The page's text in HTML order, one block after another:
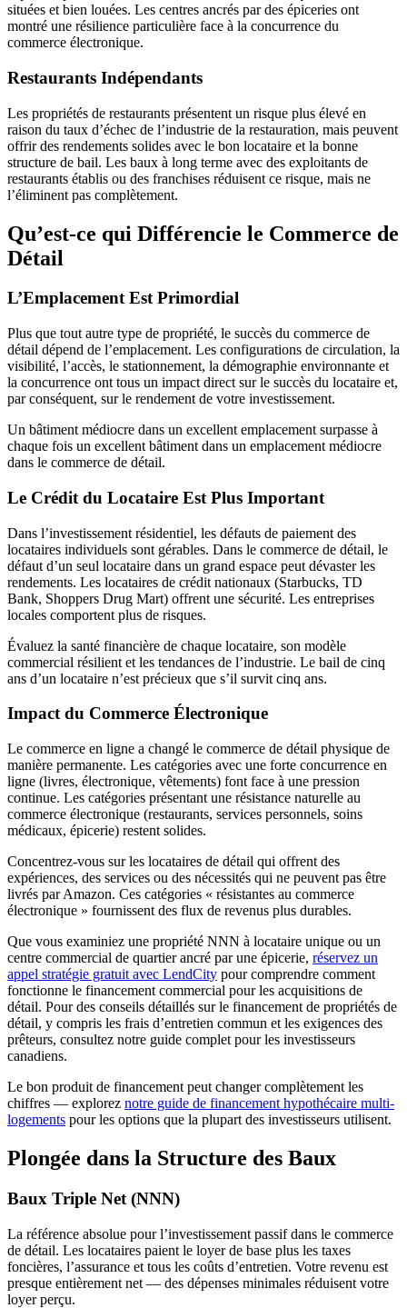
situées et bien louées. Les centres ancrés par des épiceries ont
montré une résilience particulière face à la concurrence du
commerce électronique.
Restaurants Indépendants
Les propriétés de restaurants présentent un risque plus élevé en
raison du taux d’échec de l’industrie de la restauration, mais peuvent
offrir des rendements solides avec le bon locataire et la bonne
structure de bail. Les baux à long terme avec des exploitants de
restaurants établis ou des franchises réduisent ce risque, mais ne
l’éliminent pas complètement.
Qu’est-ce qui Différencie le Commerce de
Détail
L’Emplacement Est Primordial
Plus que tout autre type de propriété, le succès du commerce de
détail dépend de l’emplacement. Les configurations de circulation, la
visibilité, l’accès, le stationnement, la démographie environnante et
la concurrence ont tous un impact direct sur le succès du locataire et,
par conséquent, sur le rendement de votre investissement.
Un bâtiment médiocre dans un excellent emplacement surpasse à
chaque fois un excellent bâtiment dans un emplacement médiocre
dans le commerce de détail.
Le Crédit du Locataire Est Plus Important
Dans l’investissement résidentiel, les défauts de paiement des
locataires individuels sont gérables. Dans le commerce de détail, le
défaut d’un seul locataire dans un grand espace peut dévaster les
rendements. Les locataires de crédit nationaux (Starbucks, TD
Bank, Shoppers Drug Mart) offrent une sécurité. Les entreprises
locales comportent plus de risques.
Évaluez la santé financière de chaque locataire, son modèle
commercial résilient et les tendances de l’industrie. Le bail de cinq
ans d’un locataire n’est précieux que s’il survit cinq ans.
Impact du Commerce Électronique
Le commerce en ligne a changé le commerce de détail physique de
manière permanente. Les catégories avec une forte concurrence en
ligne (livres, électronique, vêtements) font face à une pression
continue. Les catégories présentant une résistance naturelle au
commerce électronique (restaurants, services personnels, soins
médicaux, épicerie) restent solides.
Concentrez-vous sur les locataires de détail qui offrent des
expériences, des services ou des nécessités qui ne peuvent pas être
livrés par Amazon. Ces catégories « résistantes au commerce
électronique » fournissent des flux de revenus plus durables.
Que vous examiniez une propriété NNN à locataire unique ou un
centre commercial de quartier ancré par une épicerie, réservez un
appel stratégie gratuit avec LendCity pour comprendre comment
fonctionne le financement commercial pour les acquisitions de
détail. Pour des conseils détaillés sur le financement de propriétés de
détail, y compris les frais d’entretien commun et les exigences des
prêteurs, consultez notre guide complet pour les investisseurs
canadiens.
Le bon produit de financement peut changer complètement les
chiffres — explorez notre guide de financement hypothécaire multi-
logements pour les options que la plupart des investisseurs utilisent.
Plongée dans la Structure des Baux
Baux Triple Net (NNN)
La référence absolue pour l’investissement passif dans le commerce
de détail. Les locataires paient le loyer de base plus les taxes
foncières, l’assurance et tous les coûts d’entretien. Votre revenu est
presque entièrement net — des dépenses minimales réduisent votre
loyer perçu.